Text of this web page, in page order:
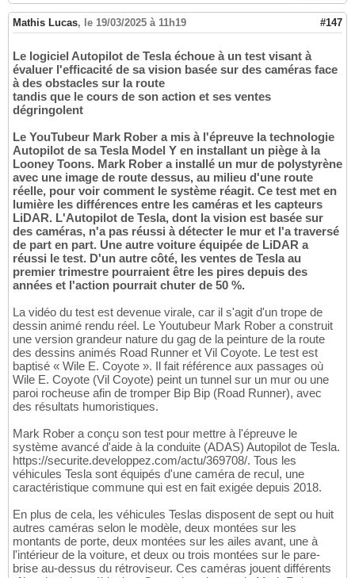
Mathis Lucas, le 19/03/2025 à 11h19 #147
Le logiciel Autopilot de Tesla échoue à un test visant à
évaluer l'efficacité de sa vision basée sur des caméras face
à des obstacles sur la route
tandis que le cours de son action et ses ventes
dégringolent
Le YouTubeur Mark Rober a mis à l'épreuve la technologie
Autopilot de sa Tesla Model Y en installant un piège à la
Looney Toons. Mark Rober a installé un mur de polystyrène
avec une image de route dessus, au milieu d'une route
réelle, pour voir comment le système réagit. Ce test met en
lumière les différences entre les caméras et les capteurs
LiDAR. L'Autopilot de Tesla, dont la vision est basée sur
des caméras, n'a pas réussi à détecter le mur et l'a traversé
de part en part. Une autre voiture équipée de LiDAR a
réussi le test. D'un autre côté, les ventes de Tesla au
premier trimestre pourraient être les pires depuis des
années et l'action pourrait chuter de 50 %.
La vidéo du test est devenue virale, car il s'agit d'un trope de
dessin animé rendu réel. Le Youtubeur Mark Rober a construit
une version grandeur nature du gag de la peinture de la route
des dessins animés Road Runner et Vil Coyote. Le test est
baptisé « Wile E. Coyote ». Il fait référence aux passages où
Wile E. Coyote (Vil Coyote) peint un tunnel sur un mur ou une
paroi rocheuse afin de tromper Bip Bip (Road Runner), avec
des résultats humoristiques.
Mark Rober a conçu son test pour mettre à l'épreuve le
système avancé d'aide à la conduite (ADAS) Autopilot de Tesla.
https://securite.developpez.com/actu/369708/. Tous les
véhicules Tesla sont équipés d'une caméra de recul, une
caractéristique commune qui est en fait exigée depuis 2018.
En plus de cela, les véhicules Teslas disposent de sept ou huit
autres caméras selon le modèle, deux montées sur les
montants de porte, deux montées sur les ailes avant, une à
l'intérieur de la voiture, et deux ou trois montées sur le pare-
brise au-dessus du rétroviseur. Ces caméras jouent différents